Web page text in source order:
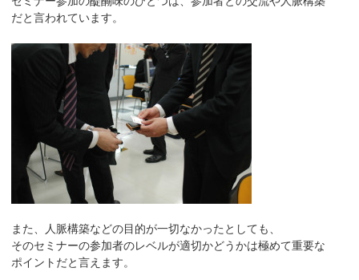
だと言われています。
また、人脈構築などの目的が一切なかったとしても、
そのセミナーの参加者のレベルが適切かどうかは極めて重要な
ポイントだと言えます。